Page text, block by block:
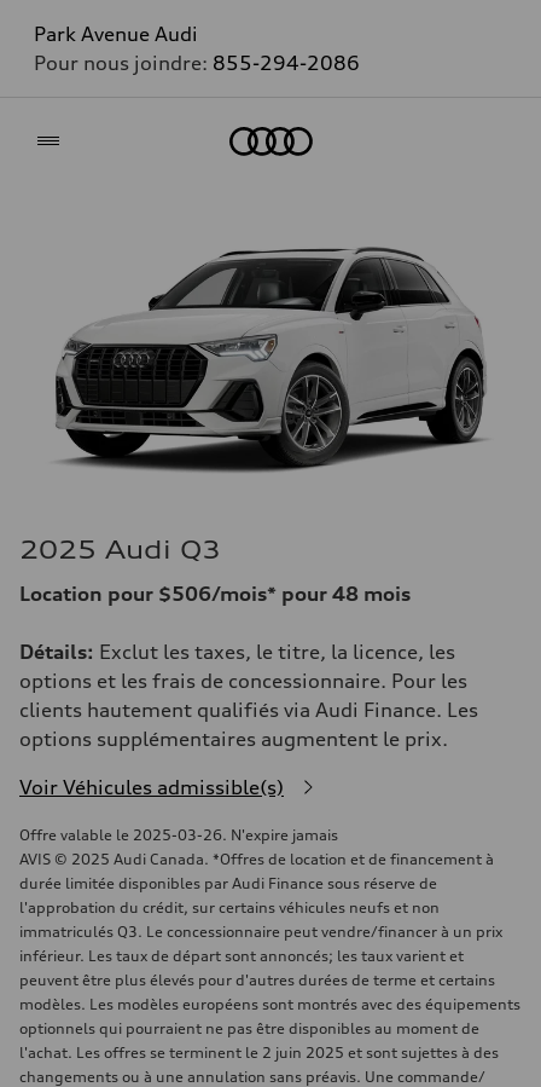
Park Avenue Audi
Pour nous joindre: 855-294-2086
2025 Audi Q3
Location pour $506/mois* pour 48 mois
Détails: Exclut les taxes, le titre, la licence, les
options et les frais de concessionnaire. Pour les
clients hautement qualifiés via Audi Finance. Les
options supplémentaires augmentent le prix.
Voir Véhicules admissible(s)
Offre valable le 2025-03-26. N'expire jamais
AVIS © 2025 Audi Canada. *Offres de location et de financement à
durée limitée disponibles par Audi Finance sous réserve de
l'approbation du crédit, sur certains véhicules neufs et non
immatriculés Q3. Le concessionnaire peut vendre/financer à un prix
inférieur. Les taux de départ sont annoncés; les taux varient et
peuvent être plus élevés pour d'autres durées de terme et certains
modèles. Les modèles européens sont montrés avec des équipements
optionnels qui pourraient ne pas être disponibles au moment de
l'achat. Les offres se terminent le 2 juin 2025 et sont sujettes à des
changements ou à une annulation sans préavis. Une commande/